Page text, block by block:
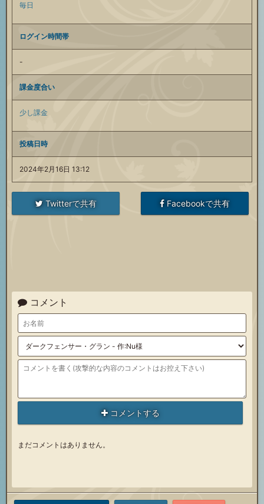
毎日
ログイン時間帯
-
課金度合い
少し課金
投稿日時
2024年2月16日 13:12
Twitterで共有 Facebookで共有
コメント
コメントする
まだコメントはありません。